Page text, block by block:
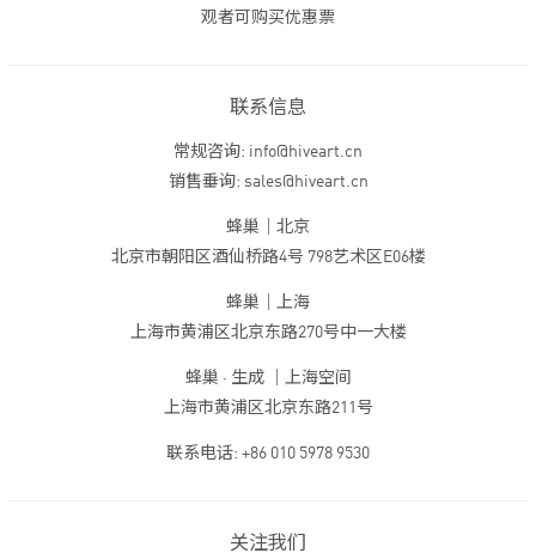
观者可购买优惠票
联系信息
常规咨询: info@hiveart.cn
销售垂询: sales@hiveart.cn
蜂巢｜北京
北京市朝阳区酒仙桥路4号 798艺术区E06楼
蜂巢｜上海
上海市黄浦区北京东路270号中一大楼
蜂巢 · 生成 ｜上海空间
上海市黄浦区北京东路211号
联系电话: +86 010 5978 9530
关注我们